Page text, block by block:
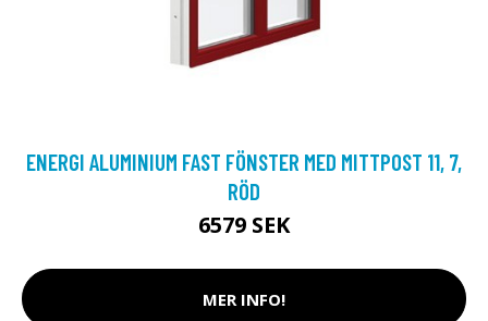
ENERGI ALUMINIUM FAST FÖNSTER MED MITTPOST 11, 7,
RÖD
6579 SEK
MER INFO!